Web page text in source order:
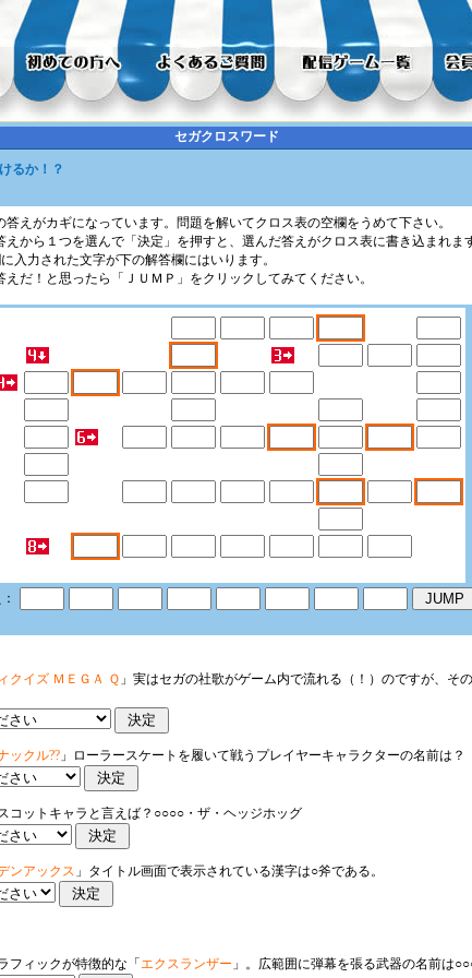
セガクロスワード
るか！？
答えがカギになっています。問題を解いてクロス表の空欄をうめて下さい。
えから１つを選んで「決定」を押すと、選んだ答えがクロス表に書き込まれま
入力された文字が下の解答欄にはいります。
えだ！と思ったら「ＪＵＭＰ」をクリックしてみてください。
クイズ ＭＥＧＡ Ｑ 」実はセガの社歌がゲーム内で流れる（！）のですが、そ
ックル?? 」ローラースケートを履いて戦うプレイヤーキャラクターの名前は？
コットキャラと言えば？○○○○・ザ・ヘッジホッグ
ンアックス 」タイトル画面で表示されている漢字は○斧である。
フィックが特徴的な「 エクスランザー 」。広範囲に弾幕を張る武器の名前は